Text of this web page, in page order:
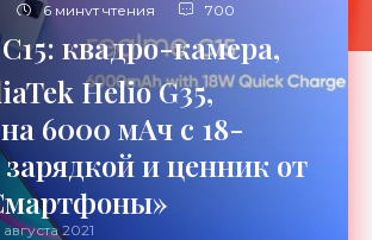
6 минут чтения 700
квадро-камера,
Helio G35,
6000 мАч с 18-
и ценник от
2021